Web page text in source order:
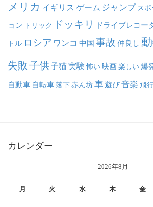
メリカ イギリス ゲーム ジャンプ ス
ョン トリック ドッキリ ドライブレコー
トル ロシア ワンコ 中国 事故 仲良し
失敗子供子猫実験 怖い映画楽しい爆
自動車 自転車落下赤ん坊車遊び音楽 飛
カレンダー
2026年8月
月 火 水 木 金